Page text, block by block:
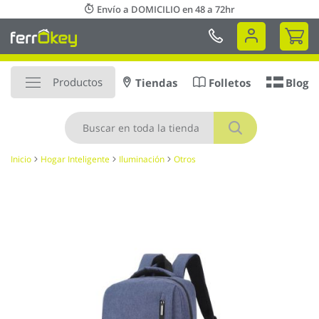
al
contenido
Envío a DOMICILIO en 48 a 72hr
Mi
Productos
Buscar
Tiendas Folletos Blog
Inicio Hogar Inteligente Iluminación Otros